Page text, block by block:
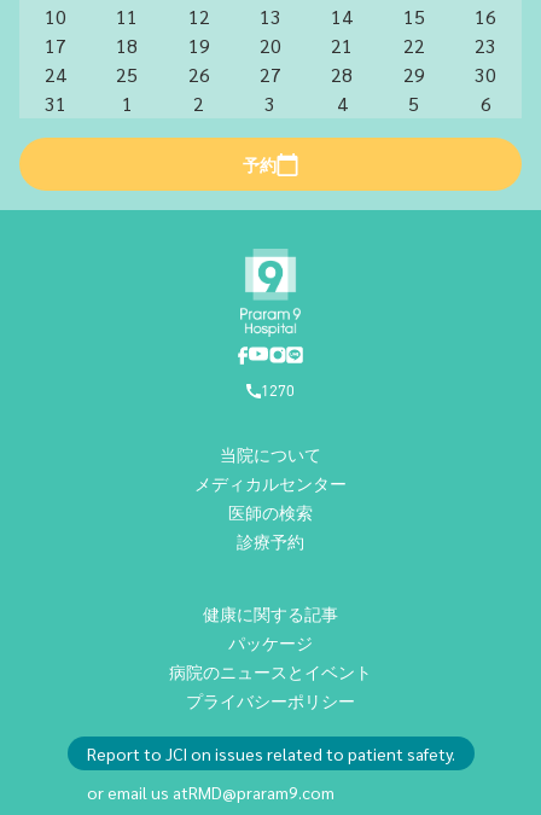
10
11 12 13 14 15
16
17
18 19 20 21 22
23
24
25 26 27 28 29
30
31
1 2 3 4 5 6
予約
1270
当院について
メディカルセンター
医師の検索
診療予約
健康に関する記事
パッケージ
病院のニュースとイベント
プライバシーポリシー
Report to JCI on issues related to patient safety.
or email us atRMD@praram9.com